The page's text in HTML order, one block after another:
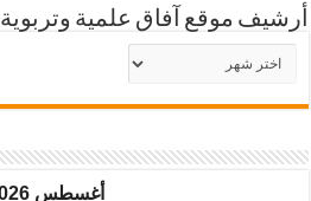
أرشيف موقع آفاق علمية وتربوية
أرشيف
موقع
آفاق
أغسطس 2026